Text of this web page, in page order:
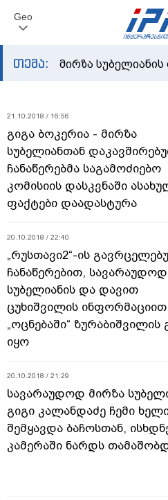
Geo
თემა: მირზა
21.10.2018 / 16:56
გიგა ბოკერია - მირზა
სუბელიანთან
ჩანაწერებმა საგამოძიებო
კომისიის დასკვნაში
ფაქტები დაადასტურა
20.10.2018 / 22:40
„რუსთავი2“-ის
ჩანაწერებით,
სუბელიანის და დავით
ცუხიშვილის
„ოცნებაში“
იყო
20.10.2018 / 21:29
სავარაუდოდ მირზა
გიგი კალანდაძე ჩემი
შემყავდა ბაჩოსთან,
კამერაში ნარდს